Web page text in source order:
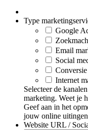
Type
Google
Email
Social
Internet
Selecteer de
marketing. Weet je
Geef aan in het
jouw online
Website URL /